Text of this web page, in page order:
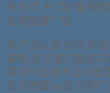
种方式,不过好像是
支持放置广告.
说了这么多,也许,你
客呢,在这里只能说
客暂时还是不支持放
支持放置qq官方推